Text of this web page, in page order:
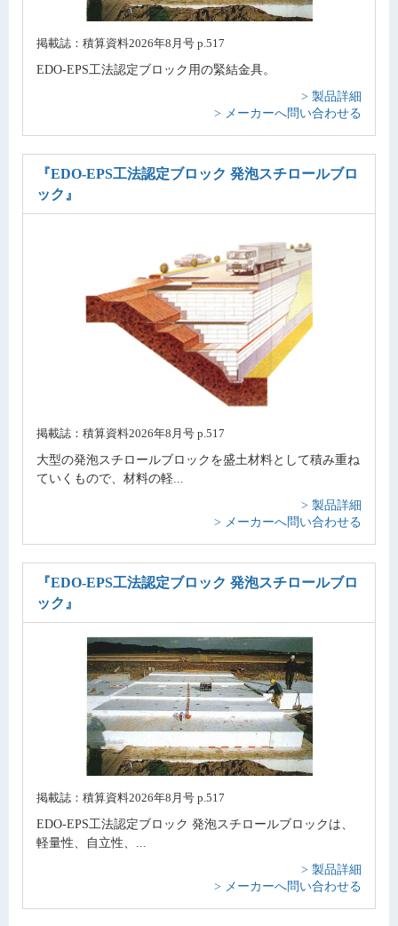
掲載誌：積算資料2026年8月号 p.517
EDO-EPS工法認定ブロック用の緊結金具。
> 製品詳細
> メーカーへ問い合わせる
『EDO-EPS工法認定ブロック 発泡スチロールブロ
ック』
掲載誌：積算資料2026年8月号 p.517
大型の発泡スチロールブロックを盛土材料として積み重ね
ていくもので、材料の軽...
> 製品詳細
> メーカーへ問い合わせる
『EDO-EPS工法認定ブロック 発泡スチロールブロ
ック』
掲載誌：積算資料2026年8月号 p.517
EDO-EPS工法認定ブロック 発泡スチロールブロックは、
軽量性、自立性、...
> 製品詳細
> メーカーへ問い合わせる